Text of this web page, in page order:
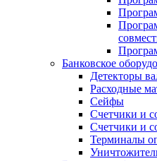
Банковское
Детекторы
Расходные
Сейфы
Счетчики и
Счетчики и
Терминалы